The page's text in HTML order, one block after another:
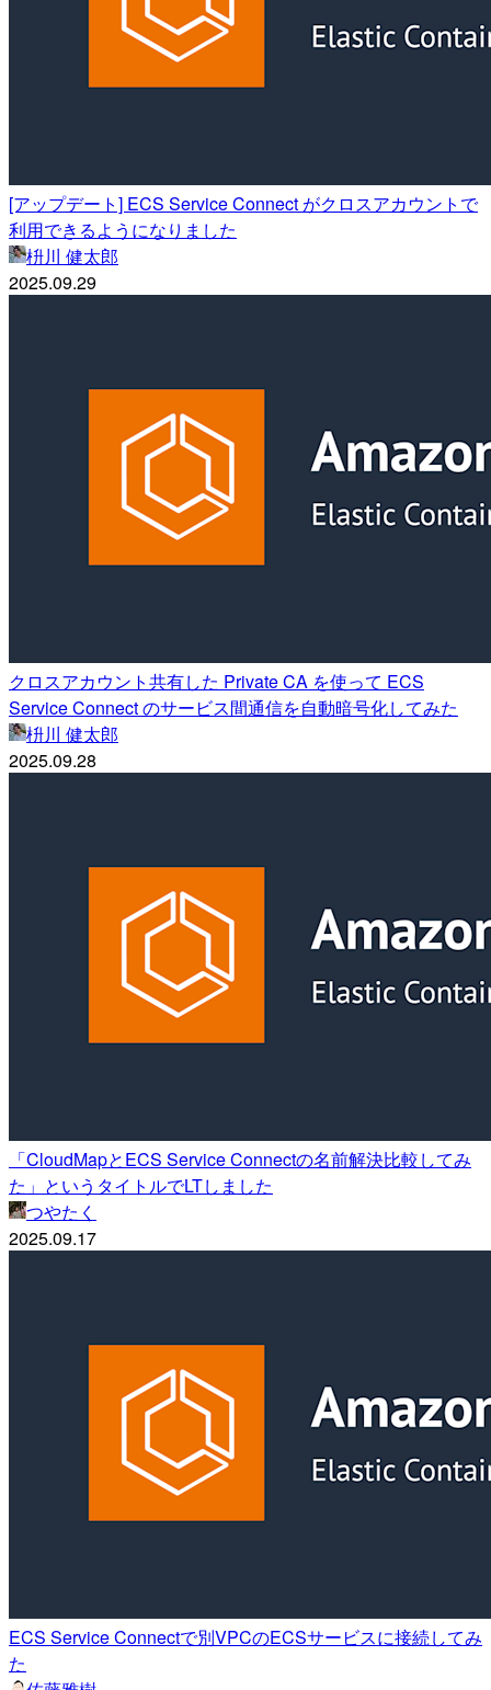
[アップデート] ECS Service Connect がクロスアカウントで
利用できるようになりました
枡川 健太郎
2025.09.29
クロスアカウント共有した Private CA を使って ECS
Service Connect のサービス間通信を自動暗号化してみた
枡川 健太郎
2025.09.28
「CloudMapとECS Service Connectの名前解決比較してみ
た」というタイトルでLTしました
つやたく
2025.09.17
ECS Service Connectで別VPCのECSサービスに接続してみ
た